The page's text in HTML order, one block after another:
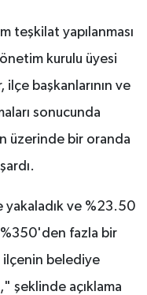
teşkilat yapılanması
kurulu üyesi
ilçe başkanlarının ve
sonucunda
üzerinde bir oranda
yakaladık ve %23.50
fazla bir
ilçenin belediye
şeklinde açıklama